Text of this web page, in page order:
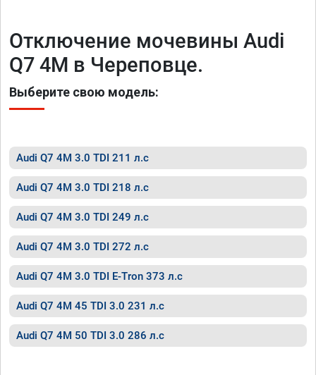
Отключение мочевины Audi
Q7 4M в Череповце.
Выберите свою модель:
Audi Q7 4M 3.0 TDI 211 л.с
Audi Q7 4M 3.0 TDI 218 л.с
Audi Q7 4M 3.0 TDI 249 л.с
Audi Q7 4M 3.0 TDI 272 л.с
Audi Q7 4M 3.0 TDI E-Tron 373 л.с
Audi Q7 4M 45 TDI 3.0 231 л.с
Audi Q7 4M 50 TDI 3.0 286 л.с